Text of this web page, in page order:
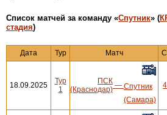
Cписок матчей за команду «Спутник» (
стадия)
Дата Тур Матч
18.09.2025
Тур
1
ПСК
(Краснодар) — Спутник
(Самара)